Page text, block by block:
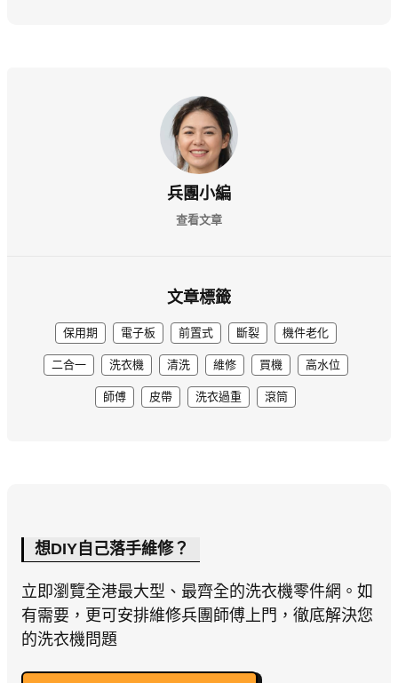
兵團小編
查看文章
文章標籤
保用期 電子板 前置式 斷裂 機件老化
二合一 洗衣機 清洗 維修 買機 高水位
師傅 皮帶 洗衣過重 滾筒
想DIY自己落手維修？
立即瀏覽全港最大型、最齊全的洗衣機零件網。如
有需要，更可安排維修兵團師傅上門，徹底解決您
的洗衣機問題